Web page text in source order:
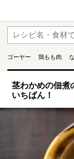
ゴーヤー 鶏もも肉
茎わかめの佃煮
いちばん！